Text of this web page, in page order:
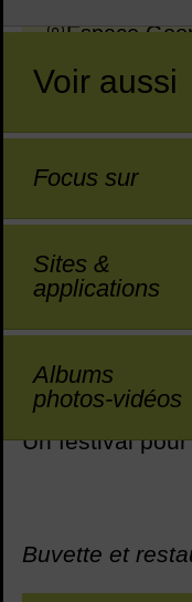
Voir aussi
Focus sur
Sites &
applications
Albums
photos-vidéos
Espace
Entrée libre
DESCRIPTION
Au
traditionnels,
game de
vidéo, just
Un festival
Buvette et